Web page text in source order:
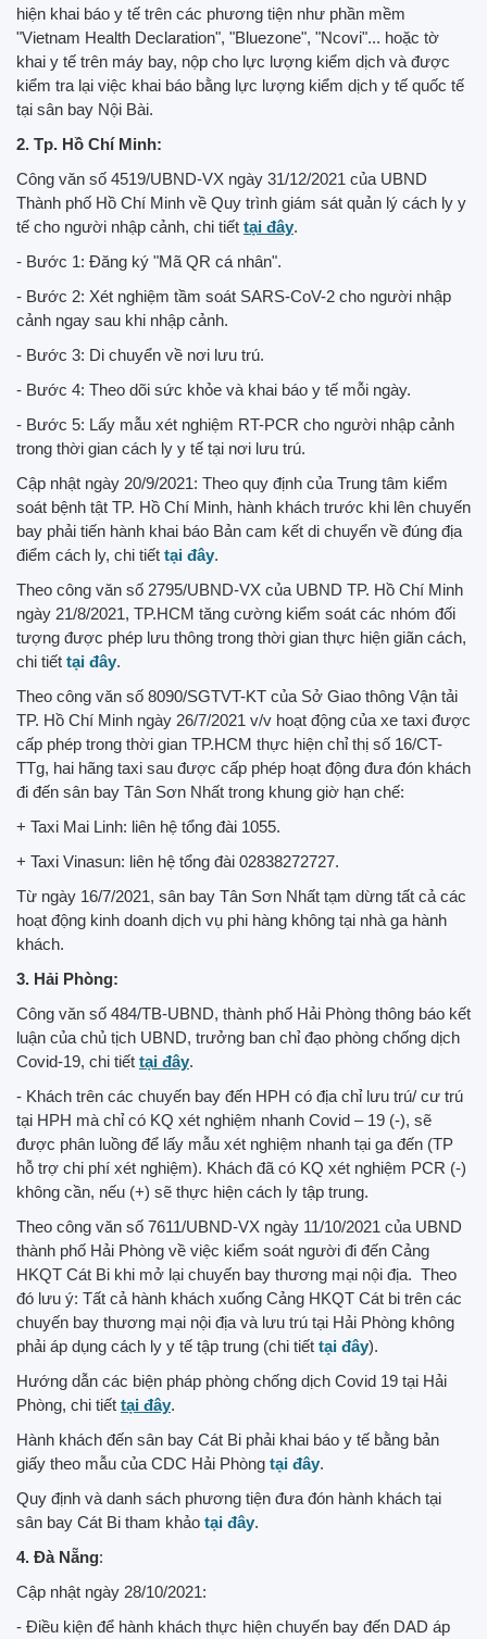
hiện khai báo y tế trên các phương tiện như phần mềm
"Vietnam Health Declaration", "Bluezone", "Ncovi"... hoặc tờ
khai y tế trên máy bay, nộp cho lực lượng kiểm dịch và được
kiểm tra lại việc khai báo bằng lực lượng kiểm dịch y tế quốc tế
tại sân bay Nội Bài.
2. Tp. Hồ Chí Minh:
Công văn số 4519/UBND-VX ngày 31/12/2021 của UBND
Thành phố Hồ Chí Minh về Quy trình giám sát quản lý cách ly y
tế cho người nhập cảnh, chi tiết tại đây.
- Bước 1: Đăng ký "Mã QR cá nhân".
- Bước 2: Xét nghiệm tầm soát SARS-CoV-2 cho người nhập
cảnh ngay sau khi nhập cảnh.
- Bước 3: Di chuyển về nơi lưu trú.
- Bước 4: Theo dõi sức khỏe và khai báo y tế mỗi ngày.
- Bước 5: Lấy mẫu xét nghiệm RT-PCR cho người nhập cảnh
trong thời gian cách ly y tế tại nơi lưu trú.
Cập nhật ngày 20/9/2021: Theo quy định của Trung tâm kiểm
soát bệnh tật TP. Hồ Chí Minh, hành khách trước khi lên chuyến
bay phải tiến hành khai báo Bản cam kết di chuyển về đúng địa
điểm cách ly, chi tiết tại đây.
Theo công văn số 2795/UBND-VX của UBND TP. Hồ Chí Minh
ngày 21/8/2021, TP.HCM tăng cường kiểm soát các nhóm đối
tượng được phép lưu thông trong thời gian thực hiện giãn cách,
chi tiết tại đây.
Theo công văn số 8090/SGTVT-KT của Sở Giao thông Vận tải
TP. Hồ Chí Minh ngày 26/7/2021 v/v hoạt động của xe taxi được
cấp phép trong thời gian TP.HCM thực hiện chỉ thị số 16/CT-
TTg, hai hãng taxi sau được cấp phép hoạt động đưa đón khách
đi đến sân bay Tân Sơn Nhất trong khung giờ hạn chế:
+ Taxi Mai Linh: liên hệ tổng đài 1055.
+ Taxi Vinasun: liên hệ tổng đài 02838272727.
Từ ngày 16/7/2021, sân bay Tân Sơn Nhất tạm dừng tất cả các
hoạt động kinh doanh dịch vụ phi hàng không tại nhà ga hành
khách.
3. Hải Phòng:
Công văn số 484/TB-UBND, thành phố Hải Phòng thông báo kết
luận của chủ tịch UBND, trưởng ban chỉ đạo phòng chống dịch
Covid-19, chi tiết tại đây.
- Khách trên các chuyến bay đến HPH có địa chỉ lưu trú/ cư trú
tại HPH mà chỉ có KQ xét nghiệm nhanh Covid – 19 (-), sẽ
được phân luồng để lấy mẫu xét nghiệm nhanh tại ga đến (TP
hỗ trợ chi phí xét nghiệm). Khách đã có KQ xét nghiệm PCR (-)
không cần, nếu (+) sẽ thực hiện cách ly tập trung.
Theo công văn số 7611/UBND-VX ngày 11/10/2021 của UBND
thành phố Hải Phòng về việc kiểm soát người đi đến Cảng
HKQT Cát Bi khi mở lại chuyến bay thương mại nội địa. Theo
đó lưu ý: Tất cả hành khách xuống Cảng HKQT Cát bi trên các
chuyến bay thương mại nội địa và lưu trú tại Hải Phòng không
phải áp dụng cách ly y tế tập trung (chi tiết tại đây).
Hướng dẫn các biện pháp phòng chống dịch Covid 19 tại Hải
Phòng, chi tiết tại đây.
Hành khách đến sân bay Cát Bi phải khai báo y tế bằng bản
giấy theo mẫu của CDC Hải Phòng tại đây.
Quy định và danh sách phương tiện đưa đón hành khách tại
sân bay Cát Bi tham khảo tại đây.
4. Đà Nẵng:
Cập nhật ngày 28/10/2021:
- Điều kiện để hành khách thực hiện chuyến bay đến DAD áp